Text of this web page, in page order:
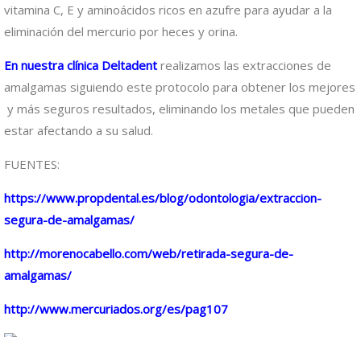
vitamina C, E y aminoácidos ricos en azufre para ayudar a la
eliminación del mercurio por heces y orina.
En nuestra clínica Deltadent realizamos las extracciones de
amalgamas siguiendo este protocolo para obtener los mejores
y más seguros resultados, eliminando los metales que pueden
estar afectando a su salud.
FUENTES:
https://www.propdental.es/blog/odontologia/extraccion-
segura-de-amalgamas/
http://morenocabello.com/web/retirada-segura-de-
amalgamas/
http://www.mercuriados.org/es/pag107